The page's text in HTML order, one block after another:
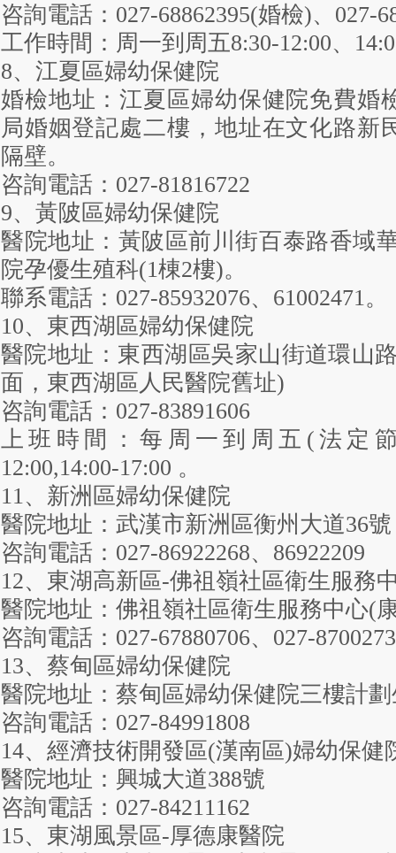
咨詢電話：027-68862395(婚檢)、
工作時間：周一到周五8:30-12:00、
8、江夏區婦幼保健院
婚檢地址：江夏區婦幼保健院免費婚
局婚姻登記處二樓，地址在文化路新民
隔壁。
咨詢電話：027-81816722
9、黃陂區婦幼保健院
醫院地址：黃陂區前川街百泰路香域
院孕優生殖科(1棟2樓)。
聯系電話：027-85932076、61002471。
10、東西湖區婦幼保健院
醫院地址：東西湖區吳家山街道環山
面，東西湖區人民醫院舊址)
咨詢電話：027-83891606
上班時間：每周一到周五(法定
12:00,14:00-17:00 。
11、新洲區婦幼保健院
醫院地址：武漢市新洲區衡州大道36號
咨詢電話：027-86922268、86922209
12、東湖高新區-佛祖嶺社區衛生服務
醫院地址：佛祖嶺社區衛生服務中心(
咨詢電話：027-67880706、027-
13、蔡甸區婦幼保健院
醫院地址：蔡甸區婦幼保健院三樓計
咨詢電話：027-84991808
14、經濟技術開發區(漢南區)婦幼保健
醫院地址：興城大道388號
咨詢電話：027-84211162
15、東湖風景區-厚德康醫院